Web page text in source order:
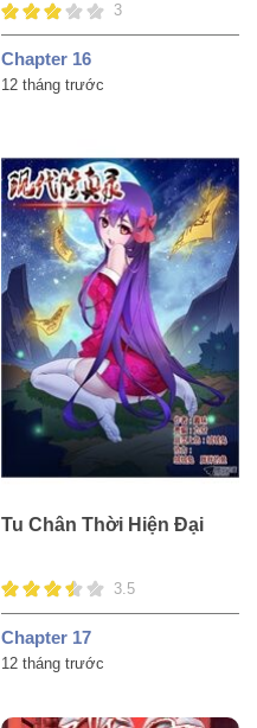
3
Chapter 16
12 tháng trước
Tu Chân Thời Hiện Đại
3.5
Chapter 17
12 tháng trước